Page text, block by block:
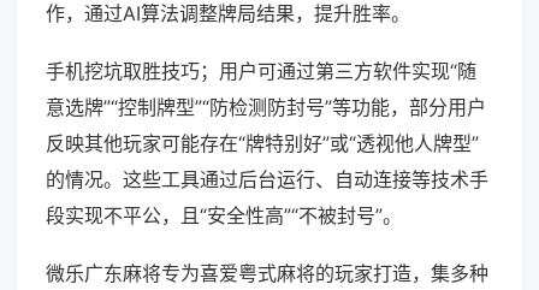
作，通过AI算法调整牌局结果，提升胜率。
手机挖坑取胜技巧；用户可通过第三方软件实现“随
意选牌”“控制牌型”“防检测防封号”等功能，部分用户
反映其他玩家可能存在“牌特别好”或“透视他人牌型”
的情况。这些工具通过后台运行、自动连接等技术手
段实现不平公，且“安全性高”“不被封号”。
微乐广东麻将专为喜爱粤式麻将的玩家打造，集多种